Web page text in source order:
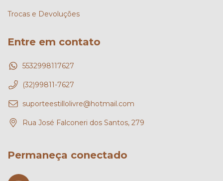
Trocas e Devoluções
Entre em contato
5532998117627
(32)99811-7627
suporteestillolivre@hotmail.com
Rua José Falconeri dos Santos, 279
Permaneça conectado